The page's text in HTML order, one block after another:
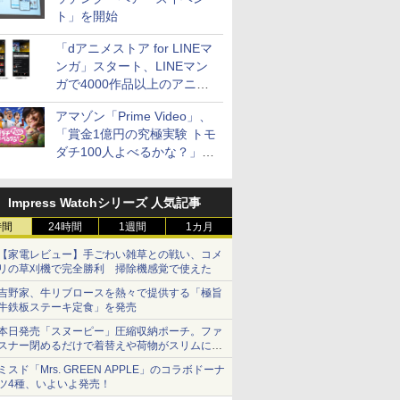
ト」を開始
「dアニメストア for LINEマ
ンガ」スタート、LINEマン
ガで4000作品以上のアニメ
見放題
アマゾン「Prime Video」、
「賞金1億円の究極実験 トモ
ダチ100人よべるかな？」シ
Impress Watchシリーズ 人気記事
24時間 1週間 1カ月
家電レビュー】手ごわい雑草との戦い、コメ
の草刈機で完全勝利 掃除機感覚で使えた
野家、牛リブロースを熱々で提供する「極旨
鉄板ステーキ定食」を発売
日発売「スヌーピー」圧縮収納ポーチ。ファ
ナー閉めるだけで着替えや荷物がスリムにま
まる
スド「Mrs. GREEN APPLE」のコラボドーナ
4種、いよいよ発売！